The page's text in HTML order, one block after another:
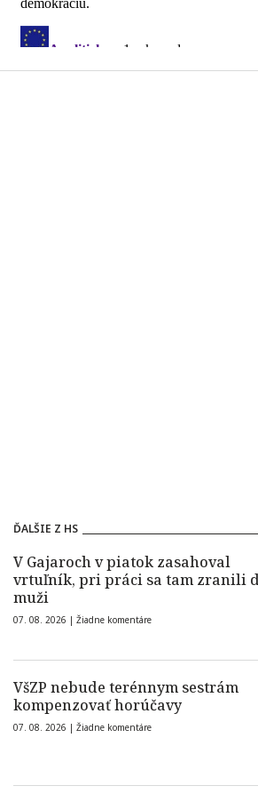
ĎALŠIE Z HS
V Gajaroch v piatok zasahoval
vrtuľník, pri práci sa tam zranili
muži
07. 08. 2026 | Žiadne komentáre
VšZP nebude terénnym sestrám
kompenzovať horúčavy
07. 08. 2026 | Žiadne komentáre